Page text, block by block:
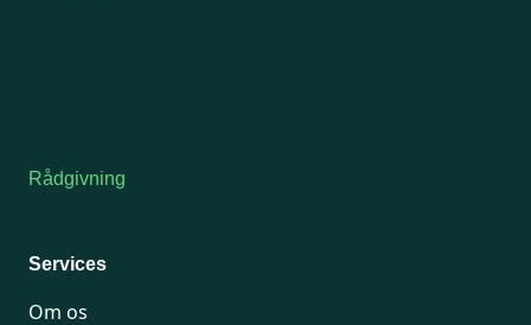
Rådgivning
Services
Om os